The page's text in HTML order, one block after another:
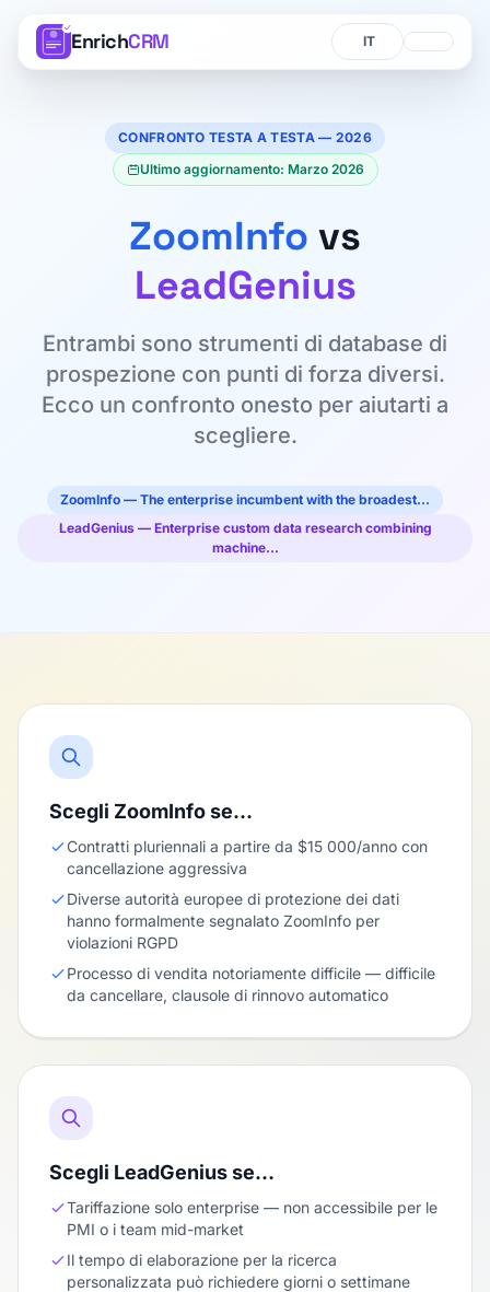
EnrichCRM Lingua
Lingua
CONFRONTO TESTA A TESTA — 2026
Ultimo aggiornamento: Marzo 2026
ZoomInfo vs
LeadGenius
Entrambi sono strumenti di database di
prospezione con punti di forza diversi.
Ecco un confronto onesto per aiutarti a
scegliere.
ZoomInfo — The enterprise incumbent with the broadest…
LeadGenius — Enterprise custom data research combining
machine…
Scegli ZoomInfo se…
Contratti pluriennali a partire da $15 000/anno con
cancellazione aggressiva
Diverse autorità europee di protezione dei dati
hanno formalmente segnalato ZoomInfo per
violazioni RGPD
Processo di vendita notoriamente difficile — difficile
da cancellare, clausole di rinnovo automatico
Scegli LeadGenius se…
Tariffazione solo enterprise — non accessibile per le
PMI o i team mid-market
Il tempo di elaborazione per la ricerca
personalizzata può richiedere giorni o settimane